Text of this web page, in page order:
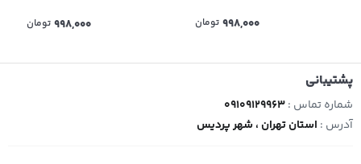
998,000 تومان 998,000 تومان
پشتیبانی
شماره تماس :09109129963
آدرس : استان تهران ، شهر پردیس